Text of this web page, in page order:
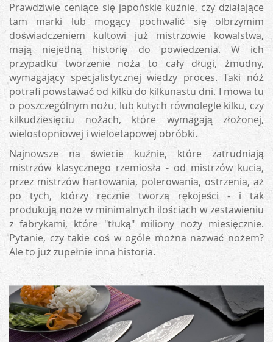
Prawdziwie ceniące się japońskie kuźnie, czy działające
tam marki lub mogący pochwalić się olbrzymim
doświadczeniem kultowi już mistrzowie kowalstwa,
mają niejedną historię do powiedzenia. W ich
przypadku tworzenie noża to cały długi, żmudny,
wymagający specjalistycznej wiedzy proces. Taki nóż
potrafi powstawać od kilku do kilkunastu dni. I mowa tu
o poszczególnym nożu, lub kutych równolegle kilku, czy
kilkudziesięciu nożach, które wymagają złożonej,
wielostopniowej i wieloetapowej obróbki.
Najnowsze na świecie kuźnie, które zatrudniają
mistrzów klasycznego rzemiosła - od mistrzów kucia,
przez mistrzów hartowania, polerowania, ostrzenia, aż
po tych, którzy ręcznie tworzą rękojeści - i tak
produkują noże w minimalnych ilościach w zestawieniu
z fabrykami, które "tłuką" miliony noży miesięcznie.
Pytanie, czy takie coś w ogóle można nazwać nożem?
Ale to już zupełnie inna historia.